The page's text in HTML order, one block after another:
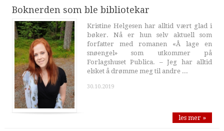
Boknerden som ble bibliotekar
Kristine Helgesen har alltid vært glad i
bøker. Nå er hun selv aktuell som
forfatter med romanen «Å lage en
snøengel» som utkommer på
Forlagshuset Publica. – Jeg har alltid
elsket å drømme meg til andre ...
30.10.2019
les mer »